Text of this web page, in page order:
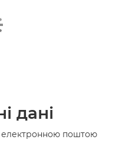
дані
поштою